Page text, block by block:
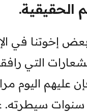
الحقيقية.
إخوتنا في
التي
عليهم اليوم
سيطرته.